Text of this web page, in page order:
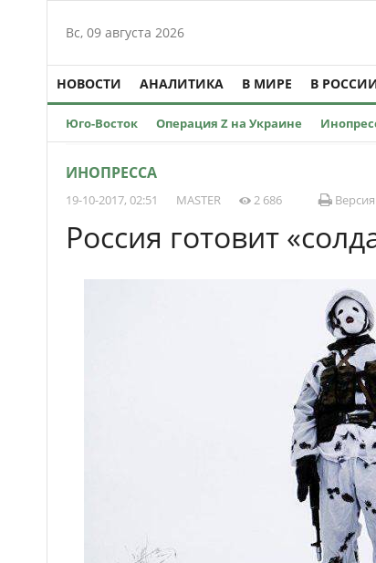
Вс, 09 августа 2026
НОВОСТИ АНАЛИТИКА В МИРЕ В
Юго-Восток Операция Z на Украине
ИНОПРЕССА
19-10-2017, 02:51 MASTER 2 686
Россия готовит